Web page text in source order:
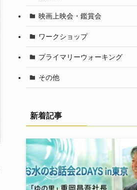
映画上映会・鑑賞会
ワークショップ
プライマリーウォーキング
その他
新着記事